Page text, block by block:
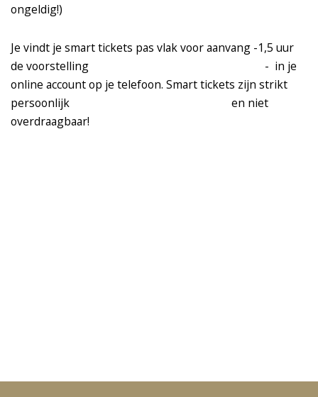
ongeldig!)
Je vindt je smart tickets pas vlak voor aanvang -1,5 uur
de voorstelling - in je
online account op je telefoon. Smart tickets zijn strikt
persoonlijk en niet
overdraagbaar!